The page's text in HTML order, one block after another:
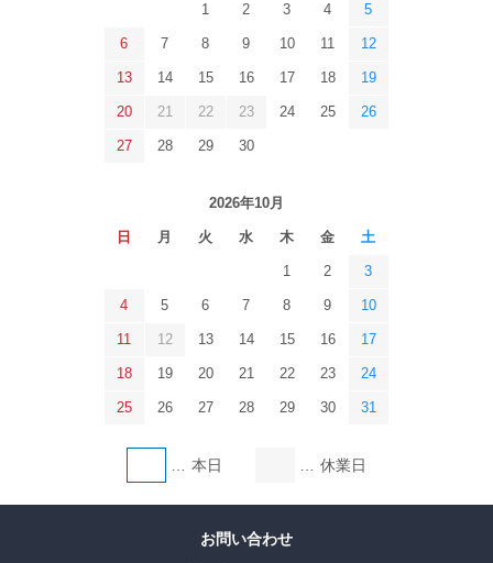
1 2 3 4 5
6 7 8 9 10 11 12
13 14 15 16 17 18 19
20 21 22 23 24 25 26
27 28 29 30
2026年10月
日 月 火 水 木 金 土
1 2 3
4 5 6 7 8 9 10
11 12 13 14 15 16 17
18 19 20 21 22 23 24
25 26 27 28 29 30 31
本日 休業日
お問い合わせ